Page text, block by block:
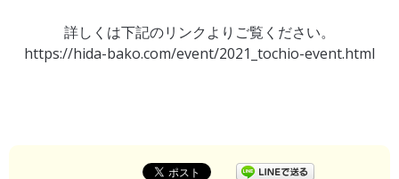
詳しくは下記のリンクよりご覧ください。
https://hida-bako.com/event/2021_tochio-event.html